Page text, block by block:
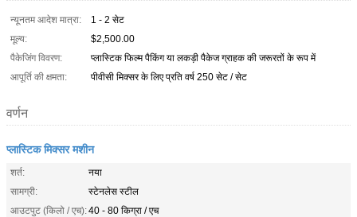
न्यूनतम आदेश मात्रा:
1 - 2 सेट
मूल्य:
$2,500.00
पैकेजिंग विवरण:
प्लास्टिक फिल्म पैकिंग या लकड़ी पैकेज ग्राहक की जरूरतों के रूप में
आपूर्ति की क्षमता:
पीवीसी मिक्सर के लिए प्रति वर्ष 250 सेट / सेट
वर्णन
प्लास्टिक मिक्सर मशीन
शर्त:
नया
सामग्री:
स्टेनलेस स्टील
आउटपुट (किलो / एच):40 - 80 किग्रा / एच